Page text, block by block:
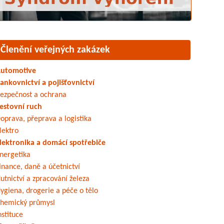
Členění veřejných zakázek
a pojišťovnictví
a ochrana
ruch
přeprava a logistika
a domácí spotřebiče
daně a účetnictví
a zpracování železa
drogerie a péče o tělo
průmysl